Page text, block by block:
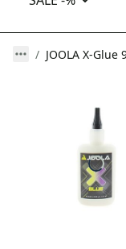
JOOLA X-Glue